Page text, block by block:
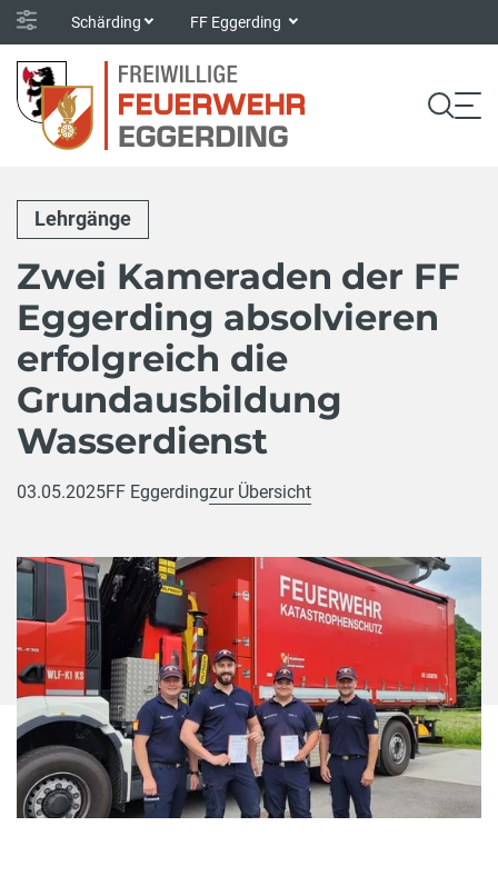
Schärding FF Eggerding
Lehrgänge
Zwei Kameraden der FF
Eggerding absolvieren
erfolgreich die
Grundausbildung
Wasserdienst
03.05.2025FF Eggerdingzur Übersicht